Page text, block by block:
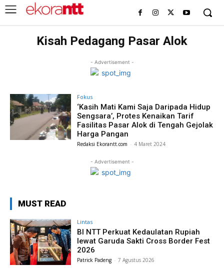
Kisah Pedagang Pasar Alok
- Advertisement -
Fokus
‘Kasih Mati Kami Saja Daripada Hidup
Sengsara’, Protes Kenaikan Tarif
Fasilitas Pasar Alok di Tengah Gejolak
Harga Pangan
Redaksi Ekorantt.com - 4 Maret 2024
- Advertisement -
MUST READ
Lintas
BI NTT Perkuat Kedaulatan Rupiah
lewat Garuda Sakti Cross Border Fest
2026
Patrick Padeng - 7 Agustus 2026